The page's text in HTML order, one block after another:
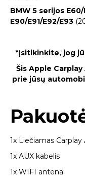
BMW 5 serijos E60/
E90/E91/E92/E93
*Įsitikinkite, jog
Šis Apple
prie jūsų
1x Liečiamas
1x AUX kabelis
1x WIFI antena